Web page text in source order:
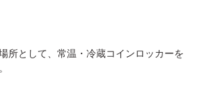
所として、常温・冷蔵コインロッカーを